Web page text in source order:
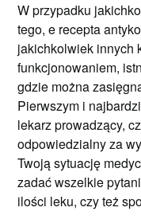
W przypadku
tego, e recepta
jakichkolwiek innych
funkcjonowaniem,
gdzie można
Pierwszym i
lekarz prowadzący,
odpowiedzialny za
Twoją sytuację
zadać wszelkie
ilości leku, czy też